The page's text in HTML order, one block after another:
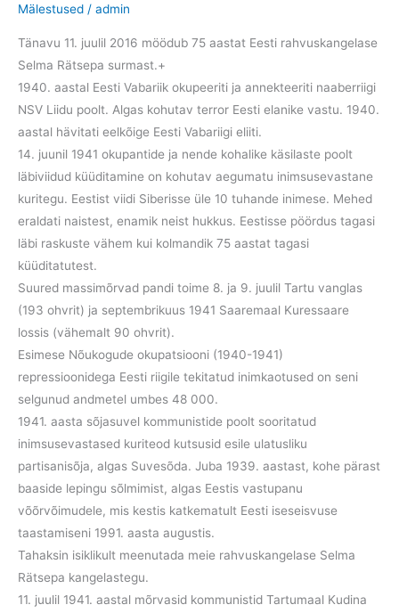
Mälestused / admin
Tänavu 11. juulil 2016 möödub 75 aastat Eesti rahvuskangelase
Selma Rätsepa surmast.+
1940. aastal Eesti Vabariik okupeeriti ja annekteeriti naaberriigi
NSV Liidu poolt. Algas kohutav terror Eesti elanike vastu. 1940.
aastal hävitati eelkõige Eesti Vabariigi eliiti.
14. juunil 1941 okupantide ja nende kohalike käsilaste poolt
läbiviidud küüditamine on kohutav aegumatu inimsusevastane
kuritegu. Eestist viidi Siberisse üle 10 tuhande inimese. Mehed
eraldati naistest, enamik neist hukkus. Eestisse pöördus tagasi
läbi raskuste vähem kui kolmandik 75 aastat tagasi
küüditatutest.
Suured massimõrvad pandi toime 8. ja 9. juulil Tartu vanglas
(193 ohvrit) ja septembrikuus 1941 Saaremaal Kuressaare
lossis (vähemalt 90 ohvrit).
Esimese Nõukogude okupatsiooni (1940-1941)
repressioonidega Eesti riigile tekitatud inimkaotused on seni
selgunud andmetel umbes 48 000.
1941. aasta sõjasuvel kommunistide poolt sooritatud
inimsusevastased kuriteod kutsusid esile ulatusliku
partisanisõja, algas Suvesõda. Juba 1939. aastast, kohe pärast
baaside lepingu sõlmimist, algas Eestis vastupanu
võõrvõimudele, mis kestis katkematult Eesti iseseisvuse
taastamiseni 1991. aasta augustis.
Tahaksin isiklikult meenutada meie rahvuskangelase Selma
Rätsepa kangelastegu.
11. juulil 1941. aastal mõrvasid kommunistid Tartumaal Kudina